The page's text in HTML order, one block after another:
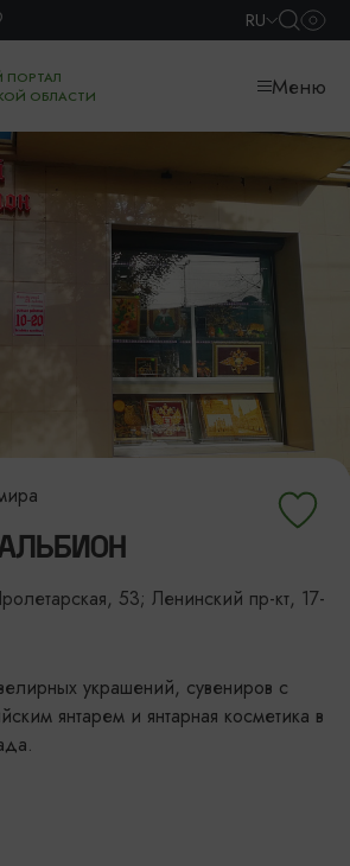
RU
ПОРТАЛ
ОБЛАСТИ
Меню
53; Ленинский пр-кт, 17-
украшений, сувениров с
янтарем и янтарная косметика в